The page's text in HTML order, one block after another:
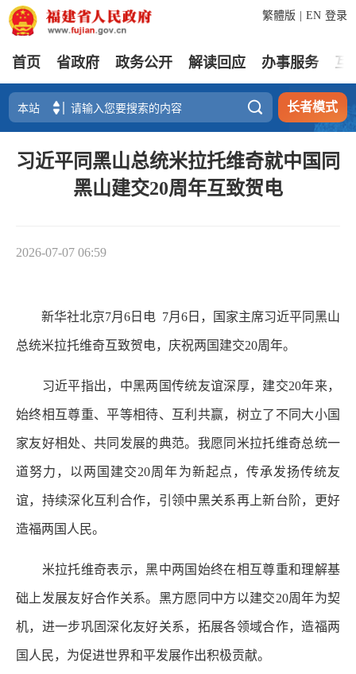
登录
繁體版 EN
首页 省政府 政务公开 解读回应 办事服务 互
 长者模式
习近平同黑山总统米拉托维奇就中国同
黑山建交20周年互致贺电
2026-07-07 06:59
新华社北京7月6日电 7月6日，国家主席习近平同黑山
总统米拉托维奇互致贺电，庆祝两国建交20周年。
习近平指出，中黑两国传统友谊深厚，建交20年来，
始终相互尊重、平等相待、互利共赢，树立了不同大小国
家友好相处、共同发展的典范。我愿同米拉托维奇总统一
道努力，以两国建交20周年为新起点，传承发扬传统友
谊，持续深化互利合作，引领中黑关系再上新台阶，更好
造福两国人民。
米拉托维奇表示，黑中两国始终在相互尊重和理解基
础上发展友好合作关系。黑方愿同中方以建交20周年为契
机，进一步巩固深化友好关系，拓展各领域合作，造福两
国人民，为促进世界和平发展作出积极贡献。